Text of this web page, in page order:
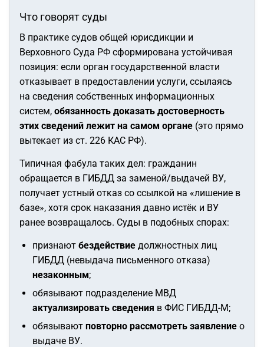
Что говорят суды
В практике судов общей юрисдикции и
Верховного Суда РФ сформирована устойчивая
позиция: если орган государственной власти
отказывает в предоставлении услуги, ссылаясь
на сведения собственных информационных
систем, обязанность доказать достоверность
этих сведений лежит на самом органе (это прямо
вытекает из ст. 226 КАС РФ).
Типичная фабула таких дел: гражданин
обращается в ГИБДД за заменой/выдачей ВУ,
получает устный отказ со ссылкой на «лишение в
базе», хотя срок наказания давно истёк и ВУ
ранее возвращалось. Суды в подобных спорах:
признают бездействие должностных лиц
ГИБДД (невыдача письменного отказа)
незаконным;
обязывают подразделение МВД
актуализировать сведения в ФИС ГИБДД-М;
обязывают повторно рассмотреть заявление о
выдаче ВУ.